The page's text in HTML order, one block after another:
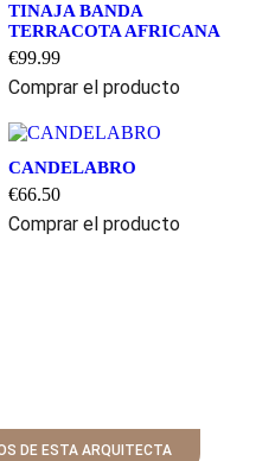
TINAJA BANDA
TERRACOTA AFRICANA
€99.99
Comprar el producto
CANDELABRO
€66.50
Comprar el producto
DE ESTA ARQUITECTA